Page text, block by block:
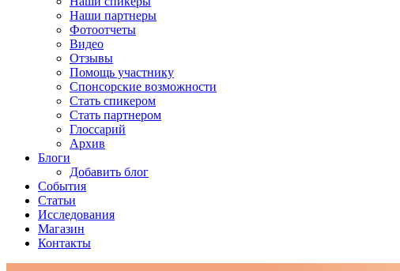
Наши партнеры
Фотоотчеты
Видео
Отзывы
Помощь участнику
Спонсорские возможности
Стать спикером
Стать партнером
Глоссарий
Архив
Блоги
Добавить блог
События
Статьи
Исследования
Магазин
Контакты